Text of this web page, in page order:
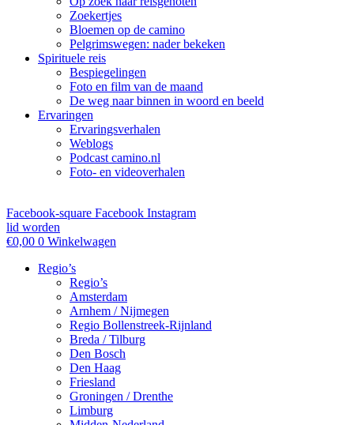
Zoekertjes
Bloemen op de camino
Pelgrimswegen: nader bekeken
Spirituele reis
Bespiegelingen
Foto en film van de maand
De weg naar binnen in woord en beeld
Ervaringen
Ervaringsverhalen
Weblogs
Podcast camino.nl
Foto- en videoverhalen
Facebook-square Facebook Instagram
lid worden
€0,00 0 Winkelwagen
Regio’s
Regio’s
Amsterdam
Arnhem / Nijmegen
Regio Bollenstreek-Rijnland
Breda / Tilburg
Den Bosch
Den Haag
Friesland
Groningen / Drenthe
Limburg